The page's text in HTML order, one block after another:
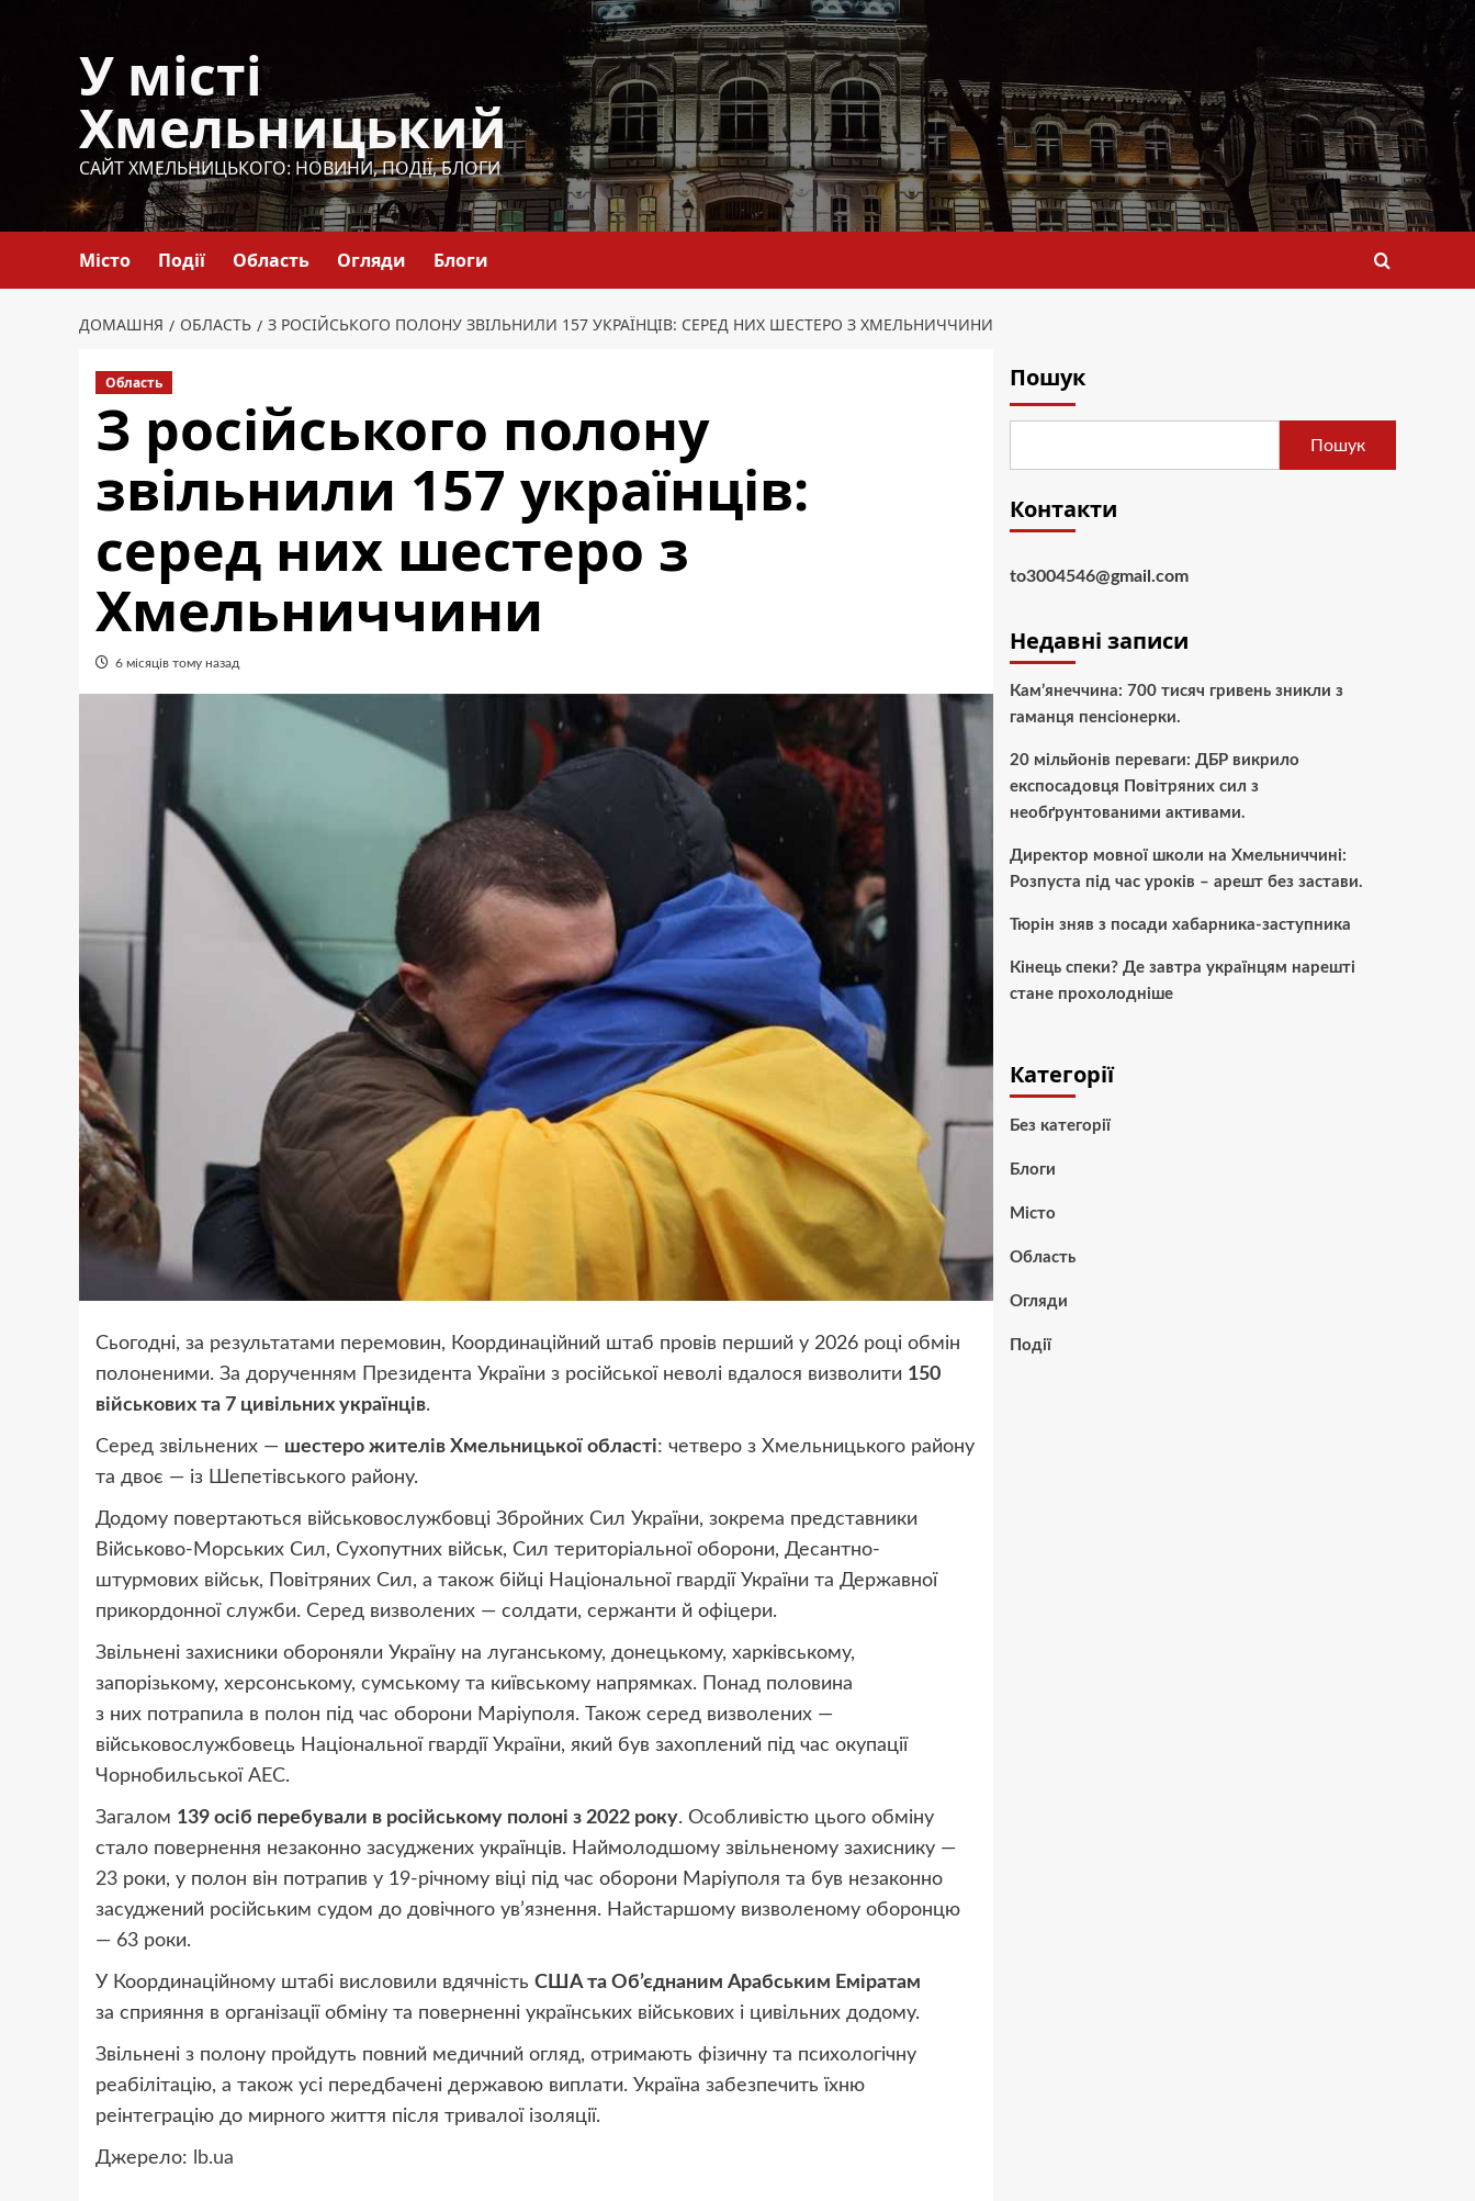
У місті
Хмельницький
САЙТ ХМЕЛЬНИЦЬКОГО: НОВИНИ, ПОДІЇ, БЛОГИ
Місто Події Область Огляди Блоги
ДОМАШНЯ ОБЛАСТЬ З РОСІЙСЬКОГО ПОЛОНУ ЗВІЛЬНИЛИ 157 УКРАЇНЦІВ: СЕРЕД НИХ ШЕСТЕРО З ХМЕЛЬНИЧЧИНИ
Область
З російського полону
звільнили 157 українців:
серед них шестеро з
Хмельниччини
6 місяців тому назад
Сьогодні, за результатами перемовин, Координаційний штаб провів перший у 2026 році обмін
полоненими. За дорученням Президента України з російської неволі вдалося визволити 150
військових та 7 цивільних українців.
Серед звільнених — шестеро жителів Хмельницької області: четверо з Хмельницького району
та двоє — із Шепетівського району.
Додому повертаються військовослужбовці Збройних Сил України, зокрема представники
Військово-Морських Сил, Сухопутних військ, Сил територіальної оборони, Десантно-
штурмових військ, Повітряних Сил, а також бійці Національної гвардії України та Державної
прикордонної служби. Серед визволених — солдати, сержанти й офіцери.
Звільнені захисники обороняли Україну на луганському, донецькому, харківському,
запорізькому, херсонському, сумському та київському напрямках. Понад половина
з них потрапила в полон під час оборони Маріуполя. Також серед визволених —
військовослужбовець Національної гвардії України, який був захоплений під час окупації
Чорнобильської АЕС.
Загалом 139 осіб перебували в російському полоні з 2022 року. Особливістю цього обміну
стало повернення незаконно засуджених українців. Наймолодшому звільненому захиснику —
23 роки, у полон він потрапив у 19-річному віці під час оборони Маріуполя та був незаконно
засуджений російським судом до довічного ув’язнення. Найстаршому визволеному оборонцю
— 63 роки.
У Координаційному штабі висловили вдячність США та Об’єднаним Арабським Еміратам
за сприяння в організації обміну та поверненні українських військових і цивільних додому.
Звільнені з полону пройдуть повний медичний огляд, отримають фізичну та психологічну
реабілітацію, а також усі передбачені державою виплати. Україна забезпечить їхню
реінтеграцію до мирного життя після тривалої ізоляції.
Джерело: lb.ua
Пошук
Пошук
Контакти
to3004546@gmail.com
Недавні записи
Кам’янеччина: 700 тисяч гривень зникли з
гаманця пенсіонерки.
20 мільйонів переваги: ДБР викрило
експосадовця Повітряних сил з
необґрунтованими активами.
Директор мовної школи на Хмельниччині:
Розпуста під час уроків – арешт без застави.
Тюрін зняв з посади хабарника-заступника
Кінець спеки? Де завтра українцям нарешті
стане прохолодніше
Категорії
Без категорії
Блоги
Місто
Область
Огляди
Події